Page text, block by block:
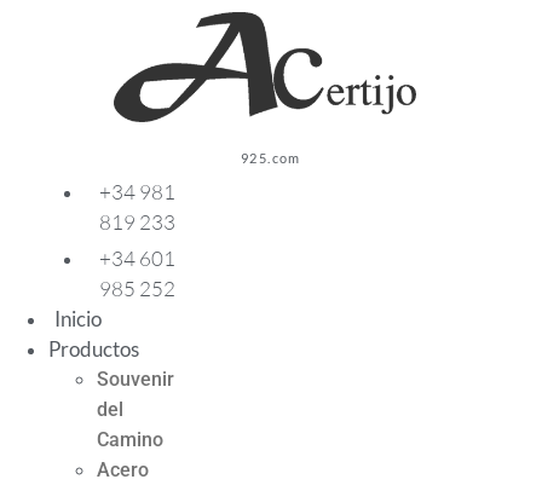
925.com
+34 981
819 233
+34 601
985 252
Inicio
Productos
Souvenir
del
Camino
Acero